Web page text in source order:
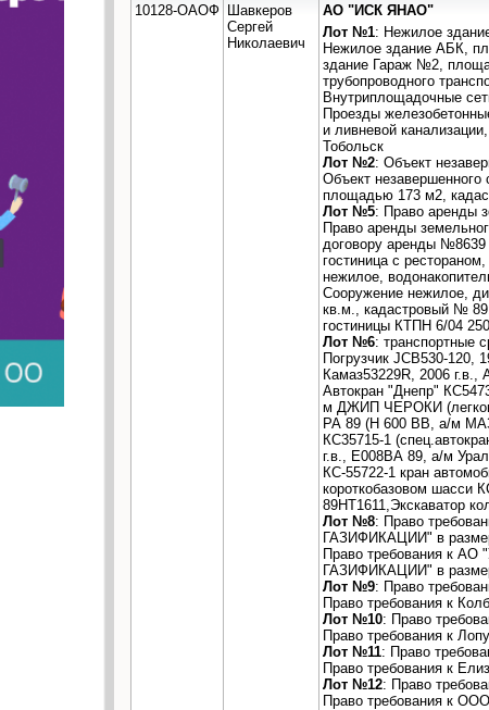
10128-ОАОФ Шавкеров
Сергей
Николаевич
АО "ИСК ЯНАО"
Лот №1: Нежилое
Нежилое здание АБК,
здание Гараж №2,
трубопроводного
Внутриплощадочные
Проезды
и ливневой
Тобольск
Лот №2: Объект
Объект незавершенного
площадью 173 м2,
Лот №5: Право аренды
Право аренды
договору аренды №8639
гостиница с
нежилое,
Сооружение нежилое,
кв.м., кадастровый №
гостиницы КТПН 6/04
Лот №6: транспортные
Погрузчик JCB530-120,
Камаз53229R, 2006 г.в.,
Автокран "Днепр"
м ДЖИП ЧЕРОКИ
РА 89 (Н 600 ВВ, а/м
КС35715-1
г.в., Е008ВА 89, а/м
КС-55722-1 кран
короткобазовом шасси
89НТ1611,Экскаватор
Лот №8: Право
ГАЗИФИКАЦИИ" в
Право требования к
ГАЗИФИКАЦИИ" в
Лот №9: Право
Право требования к
Лот №10: Право
Право требования к
Лот №11: Право
Право требования к
Лот №12: Право
Право требования к